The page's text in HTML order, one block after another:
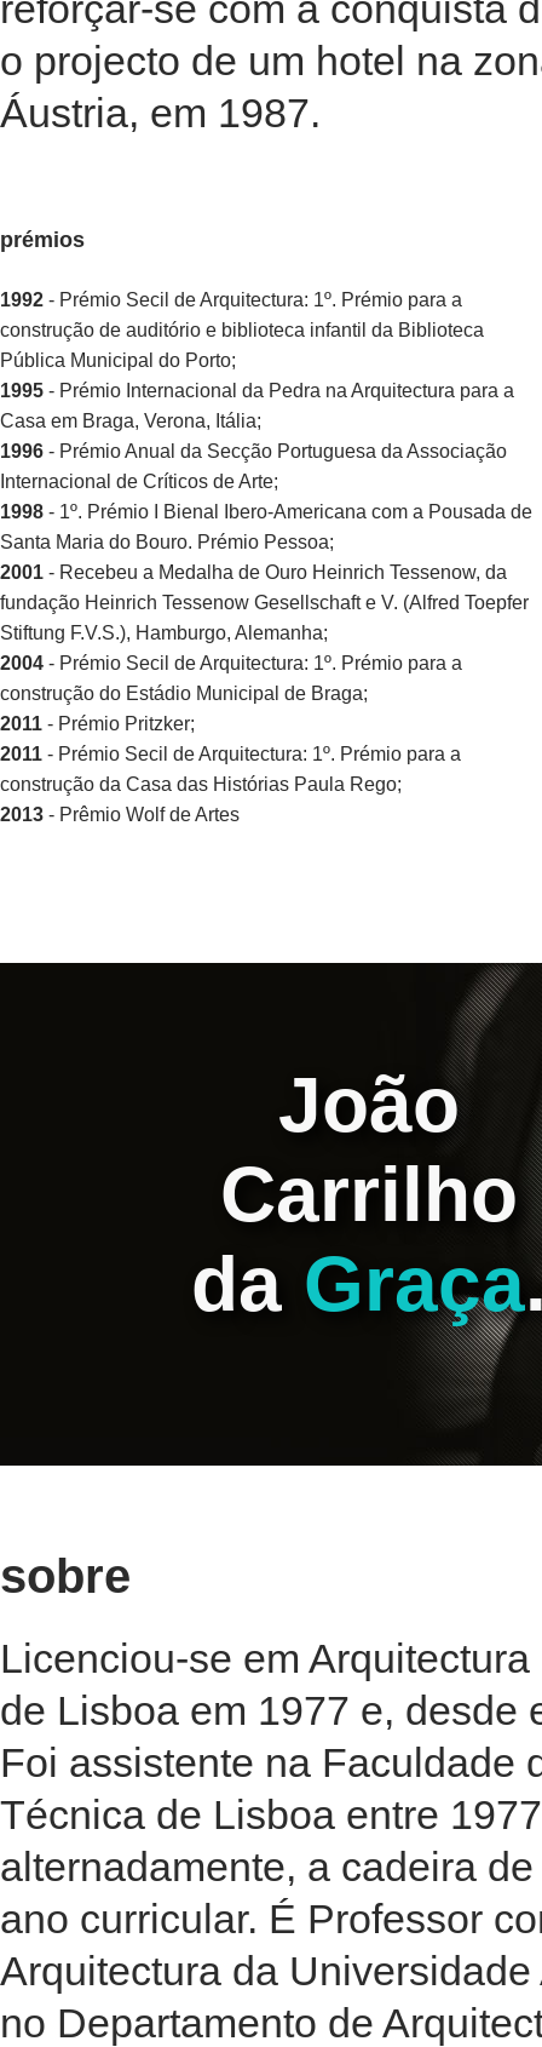
o projecto de um hotel na
Áustria, em 1987.
prémios
1992 - Prémio Secil de Arquitectura: 1º. Prémio para a
construção de auditório e biblioteca infantil da Biblioteca
Pública Municipal do Porto;
1995 - Prémio Internacional da Pedra na Arquitectura para a
Casa em Braga, Verona, Itália;
1996 - Prémio Anual da Secção Portuguesa da Associação
Internacional de Críticos de Arte;
1998 - 1º. Prémio I Bienal Ibero-Americana com a Pousada de
Santa Maria do Bouro. Prémio Pessoa;
2001 - Recebeu a Medalha de Ouro Heinrich Tessenow, da
fundação Heinrich Tessenow Gesellschaft e V. (Alfred Toepfer
Stiftung F.V.S.), Hamburgo, Alemanha;
2004 - Prémio Secil de Arquitectura: 1º. Prémio para a
construção do Estádio Municipal de Braga;
2011 - Prémio Pritzker;
2011 - Prémio Secil de Arquitectura: 1º. Prémio para a
construção da Casa das Histórias Paula Rego;
2013 - Prêmio Wolf de Artes
João
Carrilho
da Graça
sobre
Licenciou-se em
de Lisboa em 1977 e, desde
Foi assistente na Faculdade
Técnica de Lisboa entre
alternadamente, a cadeira
ano curricular. É Professor
Arquitectura da
no Departamento de